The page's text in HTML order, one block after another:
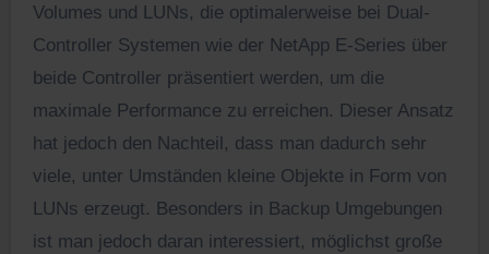
Volumes und LUNs, die optimalerweise bei Dual-
Controller Systemen wie der NetApp E-Series über
beide Controller präsentiert werden, um die
maximale Performance zu erreichen. Dieser Ansatz
hat jedoch den Nachteil, dass man dadurch sehr
viele, unter Umständen kleine Objekte in Form von
LUNs erzeugt. Besonders in Backup Umgebungen
ist man jedoch daran interessiert, möglichst große